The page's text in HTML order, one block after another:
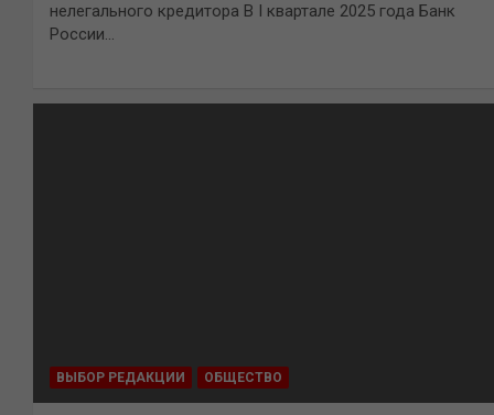
нелегального кредитора В I квартале 2025 года Банк
России…
ВЫБОР РЕДАКЦИИ ОБЩЕСТВО